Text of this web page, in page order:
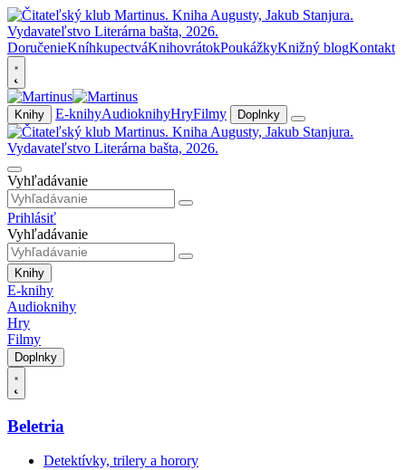
DoručenieKníhkupectváKnihovrátokPoukážkyKnižný blogKontakt
Knihy E-knihyAudioknihyHryFilmy Doplnky
Vyhľadávanie
Prihlásiť
Vyhľadávanie
Knihy
E-knihy
Audioknihy
Hry
Filmy
Doplnky
Beletria
Detektívky, trilery a horory